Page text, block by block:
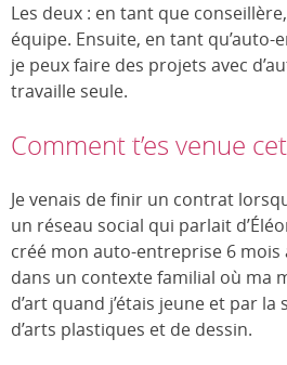
Les deux : en tant que
équipe. Ensuite, en tant
je peux faire des projets avec
travaille seule.
Comment t’es venue
Je venais de finir un contrat
un réseau social qui parlait
créé mon auto-entreprise 6 mois
dans un contexte familial où ma
d’art quand j’étais jeune et par
d’arts plastiques et de dessin.